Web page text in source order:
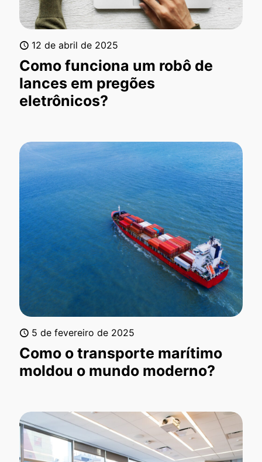
12 de abril de 2025
Como funciona um robô de
lances em pregões
eletrônicos?
5 de fevereiro de 2025
Como o transporte marítimo
moldou o mundo moderno?